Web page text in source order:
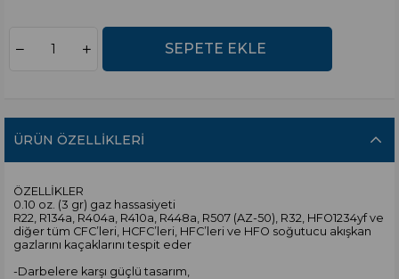
ÜRÜN ÖZELLIKLERI
ÖZELLİKLER
0.10 oz. (3 gr) gaz hassasiyeti
R22, R134a, R404a, R410a, R448a, R507 (AZ-50), R32, HFO1234yf ve
diğer tüm CFC’leri, HCFC’leri, HFC’leri ve HFO soğutucu akışkan
gazlarını kaçaklarını tespit eder
-Darbelere karşı güçlü tasarım,